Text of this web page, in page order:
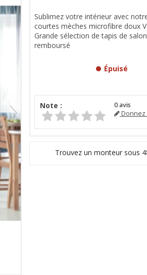
Sublimez votre intérieur avec
courtes mèches microfibre doux
Grande sélection de tapis de
remboursé
Épuisé
Note : 0avis
Donnez
Trouvez un monteur sous